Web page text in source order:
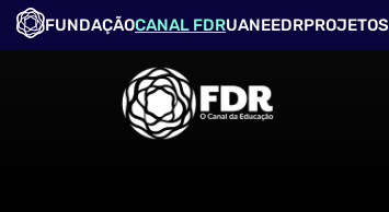
FUNDAÇÃOCANAL FDRUANEEDRPROJETOS